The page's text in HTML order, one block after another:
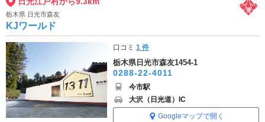
栃木県 日光市森友
KJワールド
口コミ1 件
栃木県日光市森友1454-1
0288-22-4011
今市駅
大沢（日光道）IC
Googleマップで開く